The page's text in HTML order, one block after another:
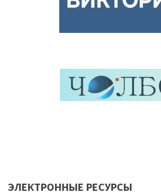
ЭЛЕКТРОННЫЕ РЕСУРСЫ